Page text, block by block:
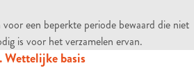
voor een beperkte periode bewaard die niet
is voor het verzamelen ervan.
Wettelijke basis